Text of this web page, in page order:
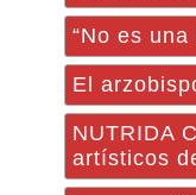
“No es
El
NUTRIDA
artísticos